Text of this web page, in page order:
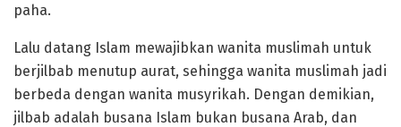
paha.
Lalu datang Islam mewajibkan wanita muslimah untuk
berjilbab menutup aurat, sehingga wanita muslimah jadi
berbeda dengan wanita musyrikah. Dengan demikian,
jilbab adalah busana Islam bukan busana Arab, dan